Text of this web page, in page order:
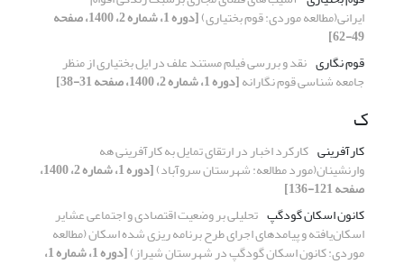
ایرانی(مطالعه موردی: قوم بختیاری) [دوره 1، شماره 2، 1400، صفحه
49-62]
قوم نگاری نقد و بررسی فیلم مستند علف در ایل بختیاری از منظر
جامعه شناسی قوم نگارانه[دوره 1، شماره 2، 1400، صفحه 31-38]
ک
کارآفرینی کارکرد اخبار در ارتقای تمایل به کارآفرینی هه
وارنشینان(مورد مطالعه: شهرستان سروآباد) [دوره 1، شماره 2، 1400،
صفحه 121-136]
کانون اسکان گودگپ تحلیلی بر وضعیت اقتصادی و اجتماعی عشایر
اسکان‌یافته و پیامدهای اجرای طرح برنامه ریزی شده اسکان (مطالعه
موردی: کانون اسکان گودگپ در شهرستان شیراز) [دوره 1، شماره 1،